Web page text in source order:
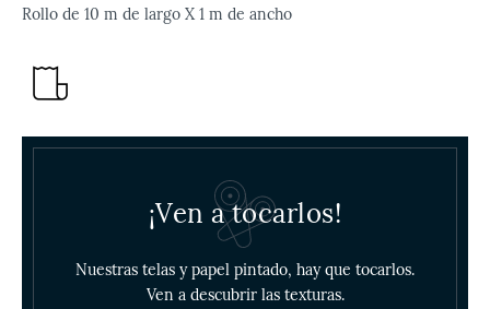
Rollo de 10 m de largo X 1 m de ancho
¡Ven a tocarlos!
Nuestras telas y papel pintado, hay que tocarlos.
Ven a descubrir las texturas.